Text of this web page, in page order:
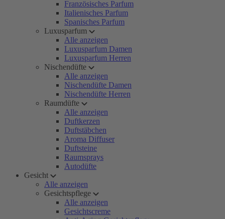
Französisches Parfum
Italienisches Parfum
Spanisches Parfum
Luxusparfum
Alle anzeigen
Luxusparfum Damen
Luxusparfum Herren
Nischendüfte
Alle anzeigen
Nischendüfte Damen
Nischendüfte Herren
Raumdüfte
Alle anzeigen
Duftkerzen
Duftstäbchen
Aroma Diffuser
Duftsteine
Raumsprays
Autodüfte
Gesicht
Alle anzeigen
Gesichtspflege
Alle anzeigen
Gesichtscreme